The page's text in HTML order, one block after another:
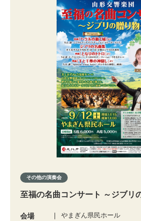
その他の演奏会
至福の名曲コンサート ～ジブリ
会場 やまぎん県民ホール